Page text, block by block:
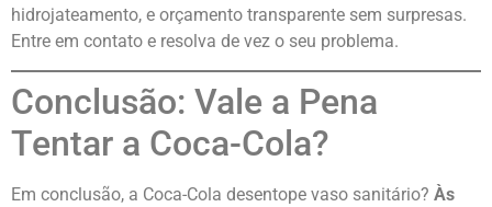
hidrojateamento, e orçamento transparente sem surpresas.
Entre em contato e resolva de vez o seu problema.
Conclusão: Vale a Pena
Tentar a Coca-Cola?
Em conclusão, a Coca-Cola desentope vaso sanitário? Às